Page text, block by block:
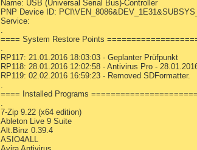
Name: USB (Universal Serial Bus)-Controller
PNP Device ID:
Service:
.
==== System Restore Points
.
RP117: 21.01.2016 18:03:03 - Geplanter Prüfpunkt
RP118: 28.01.2016 12:02:58 - Antivirus Pro -
RP119: 02.02.2016 16:59:23 - Removed SDFormatter.
.
==== Installed Programs ======================
.
7-Zip 9.22 (x64 edition)
Ableton Live 9 Suite
Alt.Binz 0.39.4
ASIO4ALL